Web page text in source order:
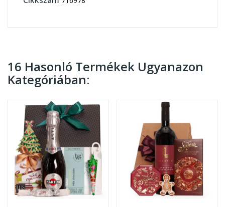
16 Hasonló Termékek Ugyanazon
Kategóriában: